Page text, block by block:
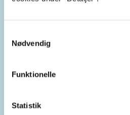
Nødvendig
Funktionelle
Statistik